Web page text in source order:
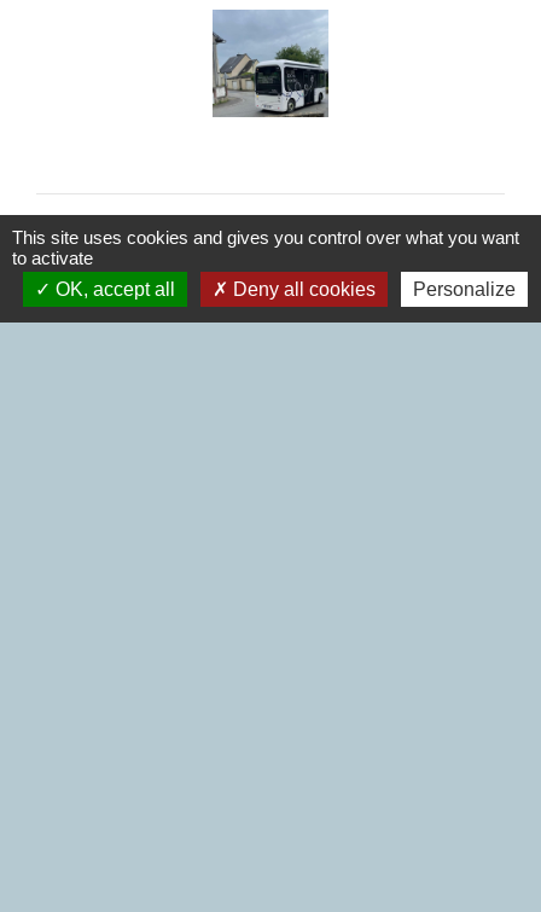
Nous contacter
This site uses cookies and gives you control over what you want
to activate
OK, accept all
Deny all cookies Personalize